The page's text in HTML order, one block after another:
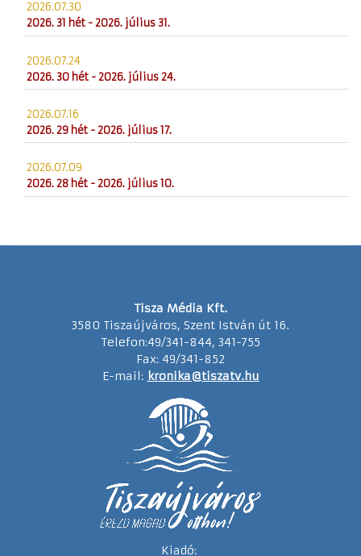
2026.07.30
2026. 31 hét - 2026. július 31.
2026.07.24
2026. 30 hét - 2026. július 24.
2026.07.16
2026. 29 hét - 2026. július 17.
2026.07.09
2026. 28 hét - 2026. július 10.
Tisza Média Kft.
3580 Tiszaújváros, Szent István út 16.
Telefon:49/341-844, 341-755
Fax: 49/341-852
E-mail: kronika@tiszatv.hu
Kiadó: